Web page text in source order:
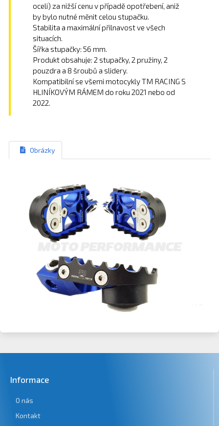
oceli) za nižší cenu v případě opotřebení, aniž
by bylo nutné měnit celou stupačku.
Stabilita a maximální přilnavost ve všech
situacích.
Šířka stupačky: 56 mm.
Produkt obsahuje: 2 stupačky, 2 pružiny, 2
pouzdra a 8 šroubů a slidery.
Kompatibilní se všemi motocykly TM RACING S
HLINÍKOVÝM RÁMEM do roku 2021 nebo od
2022.
Obrázky
Informace
O nás
Kontakt